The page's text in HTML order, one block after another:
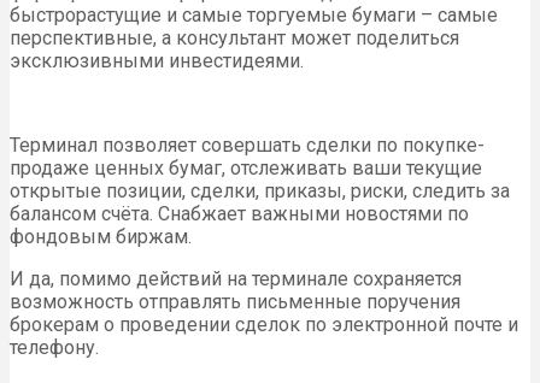
быстрорастущие и самые торгуемые бумаги – самые
перспективные, а консультант может поделиться
эксклюзивными инвестидеями.
Терминал позволяет совершать сделки по покупке-
продаже ценных бумаг, отслеживать ваши текущие
открытые позиции, сделки, приказы, риски, следить за
балансом счёта. Снабжает важными новостями по
фондовым биржам.
И да, помимо действий на терминале сохраняется
возможность отправлять письменные поручения
брокерам о проведении сделок по электронной почте и
телефону.